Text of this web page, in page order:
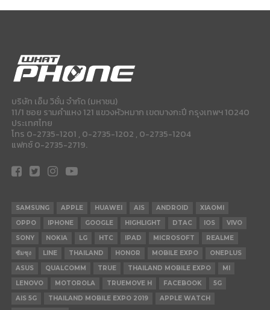
บริษัท เอ็ม วิชั่น จำกัด (มหาชน)
11/1 ซอย รามคำแหง 121 แขวงหัวหมาก เขตบางกะปี กรุงเทพฯ 10240
ประเทศไทย
โทร 0-2735-1201 , 0-2735-1202 , 0-2735-1204
แฟกซ์ 0-2735-2719.
SAMSUNG APPLE HUAWEI AIS ANDROID
XIAOMI
OPPO
IPHONE GOOGLE HIGHLIGHT DTAC IOS
VIVO
SONY
NOKIA LG HTC IPAD MICROSOFT
REALME
ซัมซุง
LINE THAILAND HONOR MOBILE EXPO
ONEPLUS
ASUS
QUALCOMM TRUE THAILAND MOBILE EXPO
MI
LENOVO
MOTOROLA TRUEMOVE H FACEBOOK
5G
AIS 5G
THAILAND MOBILE EXPO 2019
APPLE WATCH